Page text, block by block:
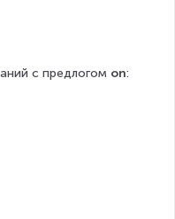
с предлогом on: